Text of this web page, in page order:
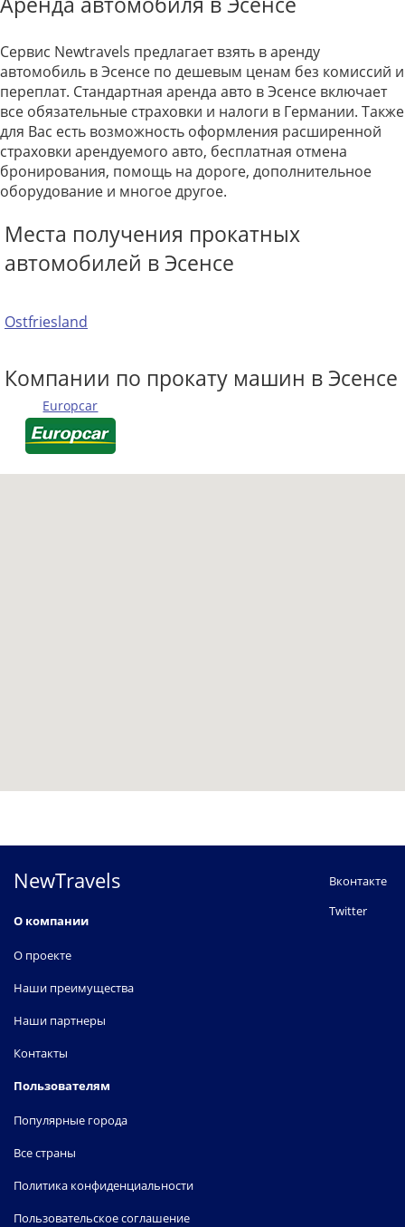
Сервис Newtravels предлагает взять в аренду
автомобиль в Эсенсе по дешевым ценам без комиссий и
переплат. Стандартная аренда авто в Эсенсе включает
все обязательные страховки и налоги в Германии. Также
для Вас есть возможность оформления расширенной
страховки арендуемого авто, бесплатная отмена
бронирования, помощь на дороге, дополнительное
оборудование и многое другое.
Места получения прокатных
автомобилей в Эсенсе
Ostfriesland
Компании по прокату машин в Эсенсе
Europcar
NewTravels
О компании
О проекте
Наши преимущества
Наши партнеры
Контакты
Пользователям
Популярные города
Все страны
Политика конфиденциальности
Пользовательское соглашение
Вконтакте
Twitter